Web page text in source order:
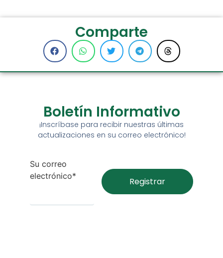
Comparte
Boletín Informativo
¡Inscríbase para recibir nuestras últimas
actualizaciones en su correo electrónico!
Su correo
electrónico*